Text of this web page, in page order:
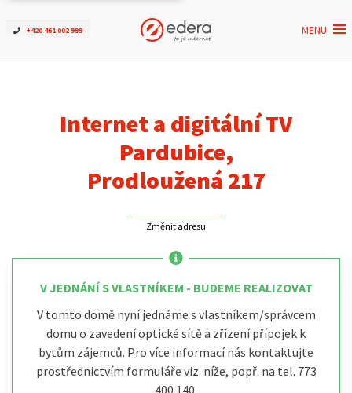
+420 461 002 999 MENU
Ověřit dostupnost
ČEZNET TV
Podpora
Kontakt
Internet a digitální TV
Pardubice,
Prodloužená 217
Změnit adresu
V JEDNÁNÍ S VLASTNÍKEM - BUDEME REALIZOVAT
V tomto domě nyní jednáme s vlastníkem/správcem
domu o zavedení optické sítě a zřízení přípojek k
bytům zájemců. Pro více informací nás kontaktujte
prostřednictvím formuláře viz. níže, popř. na tel. 773
400 140.